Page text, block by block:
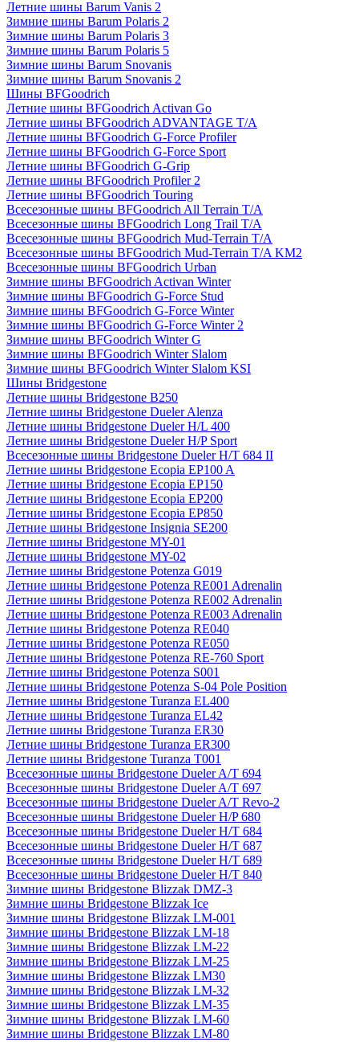
Летние шины Barum Vanis 2
Зимние шины Barum Polaris 2
Зимние шины Barum Polaris 3
Зимние шины Barum Polaris 5
Зимние шины Barum Snovanis
Зимние шины Barum Snovanis 2
Шины BFGoodrich
Летние шины BFGoodrich Activan Go
Летние шины BFGoodrich ADVANTAGE T/A
Летние шины BFGoodrich G-Force Profiler
Летние шины BFGoodrich G-Force Sport
Летние шины BFGoodrich G-Grip
Летние шины BFGoodrich Profiler 2
Летние шины BFGoodrich Touring
Всесезонные шины BFGoodrich All Terrain T/A
Всесезонные шины BFGoodrich Long Trail T/A
Всесезонные шины BFGoodrich Mud-Terrain T/A
Всесезонные шины BFGoodrich Mud-Terrain T/A KM2
Всесезонные шины BFGoodrich Urban
Зимние шины BFGoodrich Activan Winter
Зимние шины BFGoodrich G-Force Stud
Зимние шины BFGoodrich G-Force Winter
Зимние шины BFGoodrich G-Force Winter 2
Зимние шины BFGoodrich Winter G
Зимние шины BFGoodrich Winter Slalom
Зимние шины BFGoodrich Winter Slalom KSI
Шины Bridgestone
Летние шины Bridgestone B250
Летние шины Bridgestone Dueler Alenza
Летние шины Bridgestone Dueler H/L 400
Летние шины Bridgestone Dueler H/P Sport
Всесезонные шины Bridgestone Dueler H/T 684 II
Летние шины Bridgestone Ecopia EP100 A
Летние шины Bridgestone Ecopia EP150
Летние шины Bridgestone Ecopia EP200
Летние шины Bridgestone Ecopia EP850
Летние шины Bridgestone Insignia SE200
Летние шины Bridgestone MY-01
Летние шины Bridgestone MY-02
Летние шины Bridgestone Potenza G019
Летние шины Bridgestone Potenza RE001 Adrenalin
Летние шины Bridgestone Potenza RE002 Adrenalin
Летние шины Bridgestone Potenza RE003 Adrenalin
Летние шины Bridgestone Potenza RE040
Летние шины Bridgestone Potenza RE050
Летние шины Bridgestone Potenza RE-760 Sport
Летние шины Bridgestone Potenza S001
Летние шины Bridgestone Potenza S-04 Pole Position
Летние шины Bridgestone Turanza EL400
Летние шины Bridgestone Turanza EL42
Летние шины Bridgestone Turanza ER30
Летние шины Bridgestone Turanza ER300
Летние шины Bridgestone Turanza T001
Всесезонные шины Bridgestone Dueler A/T 694
Всесезонные шины Bridgestone Dueler A/T 697
Всесезонные шины Bridgestone Dueler A/T Revo-2
Всесезонные шины Bridgestone Dueler H/P 680
Всесезонные шины Bridgestone Dueler H/T 684
Всесезонные шины Bridgestone Dueler H/T 687
Всесезонные шины Bridgestone Dueler H/T 689
Всесезонные шины Bridgestone Dueler H/T 840
Зимние шины Bridgestone Blizzak DMZ-3
Зимние шины Bridgestone Blizzak Ice
Зимние шины Bridgestone Blizzak LM-001
Зимние шины Bridgestone Blizzak LM-18
Зимние шины Bridgestone Blizzak LM-22
Зимние шины Bridgestone Blizzak LM-25
Зимние шины Bridgestone Blizzak LM30
Зимние шины Bridgestone Blizzak LM-32
Зимние шины Bridgestone Blizzak LM-35
Зимние шины Bridgestone Blizzak LM-60
Зимние шины Bridgestone Blizzak LM-80